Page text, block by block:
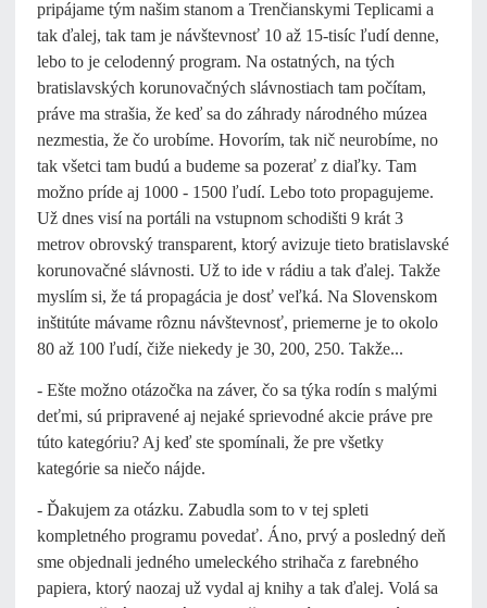
pripájame tým našim stanom a Trenčianskymi Teplicami a
tak ďalej, tak tam je návštevnosť 10 až 15-tisíc ľudí denne,
lebo to je celodenný program. Na ostatných, na tých
bratislavských korunovačných slávnostiach tam počítam,
práve ma strašia, že keď sa do záhrady národného múzea
nezmestia, že čo urobíme. Hovorím, tak nič neurobíme, no
tak všetci tam budú a budeme sa pozerať z diaľky. Tam
možno príde aj 1000 - 1500 ľudí. Lebo toto propagujeme.
Už dnes visí na portáli na vstupnom schodišti 9 krát 3
metrov obrovský transparent, ktorý avizuje tieto bratislavské
korunovačné slávnosti. Už to ide v rádiu a tak ďalej. Takže
myslím si, že tá propagácia je dosť veľká. Na Slovenskom
inštitúte mávame rôznu návštevnosť, priemerne je to okolo
80 až 100 ľudí, čiže niekedy je 30, 200, 250. Takže...
- Ešte možno otázočka na záver, čo sa týka rodín s malými
deťmi, sú pripravené aj nejaké sprievodné akcie práve pre
túto kategóriu? Aj keď ste spomínali, že pre všetky
kategórie sa niečo nájde.
- Ďakujem za otázku. Zabudla som to v tej spleti
kompletného programu povedať. Áno, prvý a posledný deň
sme objednali jedného umeleckého strihača z farebného
papiera, ktorý naozaj už vydal aj knihy a tak ďalej. Volá sa